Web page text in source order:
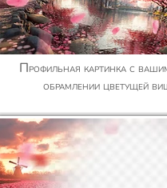
Профильная картинка с вашим фото в
обрамлении цветущей